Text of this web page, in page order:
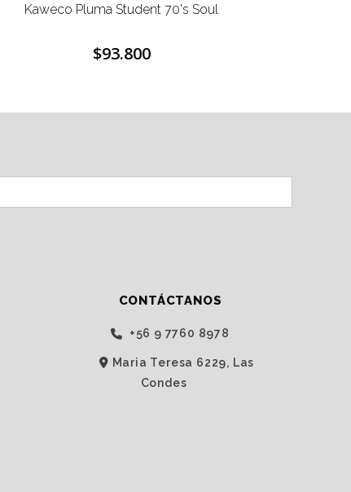
Kaweco Pluma Student 50's Rock
CONTÁCTANOS
‭+56 9 7760 8978‬
Maria Teresa 6229, Las
Condes